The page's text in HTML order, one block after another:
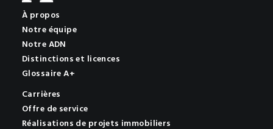
À propos
Notre équipe
Notre ADN
Distinctions et licences
Glossaire A+
Carrières
Offre de service
Réalisations de projets immobiliers